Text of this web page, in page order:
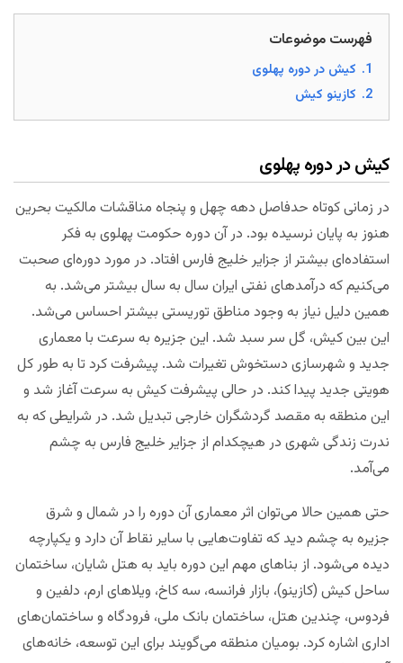
فهرست موضوعات
1. کیش در دوره پهلوی
2. کازینو کیش
کیش در دوره پهلوی
در زمانی کوتاه حدفاصل دهه چهل و پنجاه مناقشات مالکیت بحرین
هنوز به پایان نرسیده بود. در آن دوره حکومت پهلوی به فکر
استفاده‌ای بیشتر از جزایر خلیج فارس افتاد. در مورد دوره‌ای صحبت
می‌کنیم که درآمدهای نفتی ایران سال به سال بیشتر می‌شد. به
همین دلیل نیاز به وجود مناطق توریستی بیشتر احساس می‌شد.
این بین کیش، گل سر سبد شد. این جزیره به سرعت با معماری
جدید و شهرسازی دستخوش تغیرات شد. پیشرفت کرد تا به طور کل
هویتی جدید پیدا کند. در حالی پیشرفت کیش به سرعت آغاز شد و
این منطقه به مقصد گردشگران خارجی تبدیل شد. در شرایطی که به
ندرت زندگی شهری در هیچکدام از جزایر خلیج فارس به چشم
می‌آمد.
حتی همین حالا می‌توان اثر معماری آن دوره را در شمال و شرق
جزیره به چشم دید که تفاوت‌هایی با سایر نقاط آن دارد و یکپارچه
دیده می‌شود. از بناهای مهم این دوره باید به هتل شایان، ساختمان
ساحل کیش (کازینو)، بازار فرانسه، سه کاخ، ویلاهای ارم، دلفین و
فردوس، چندین هتل، ساختمان بانک ملی، فرودگاه و ساختمان‌های
اداری اشاره کرد. بومیان منطقه می‌گویند برای این توسعه، خانه‌های